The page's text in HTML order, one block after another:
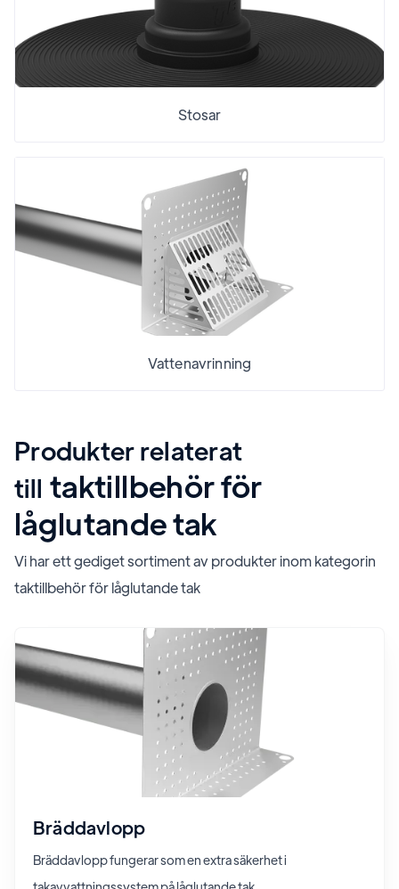
Stosar
Vattenavrinning
Produkter relaterat
till taktillbehör för
låglutande tak
Vi har ett gediget sortiment av produkter inom kategorin
taktillbehör för låglutande tak
Bräddavlopp
Bräddavlopp fungerar som en extra säkerhet i